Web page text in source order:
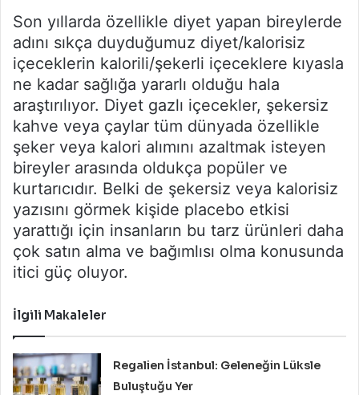
Son yıllarda özellikle diyet yapan bireylerde
adını sıkça duyduğumuz diyet/kalorisiz
içeceklerin kalorili/şekerli içeceklere kıyasla
ne kadar sağlığa yararlı olduğu hala
araştırılıyor. Diyet gazlı içecekler, şekersiz
kahve veya çaylar tüm dünyada özellikle
şeker veya kalori alımını azaltmak isteyen
bireyler arasında oldukça popüler ve
kurtarıcıdır. Belki de şekersiz veya kalorisiz
yazısını görmek kişide placebo etkisi
yarattığı için insanların bu tarz ürünleri daha
çok satın alma ve bağımlısı olma konusunda
itici güç oluyor.
İlgili Makaleler
Regalien İstanbul: Geleneğin Lüksle
Buluştuğu Yer